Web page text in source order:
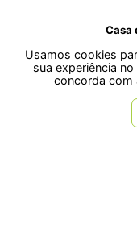
Casa
Usamos cookies
sua experiência
concorda com
SELOS
Rua Pre. Frederico Hardt,